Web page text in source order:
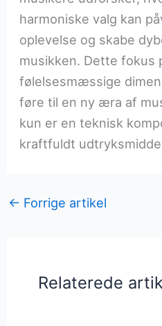
harmoniske valg kan
oplevelse og skabe
musikken. Dette fokus
følelsesmæssige
føre til en ny æra af
kun er en teknisk
kraftfuldt
← Forrige artikel
Relaterede